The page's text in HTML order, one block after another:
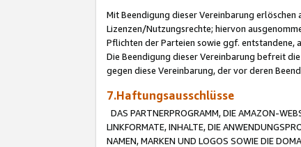
Mit Beendigung dieser Vereinbarung
Lizenzen/Nutzungsrechte; hiervon
Pflichten der Parteien sowie ggf. entstandene,
Die Beendigung dieser Vereinbarung befreit
gegen diese Vereinbarung, der vor deren
7.Haftungsausschlüsse
DAS PARTNERPROGRAMM, DIE AMAZON-
LINKFORMATE, INHALTE, DIE
NAMEN, MARKEN UND LOGOS SOWIE DIE